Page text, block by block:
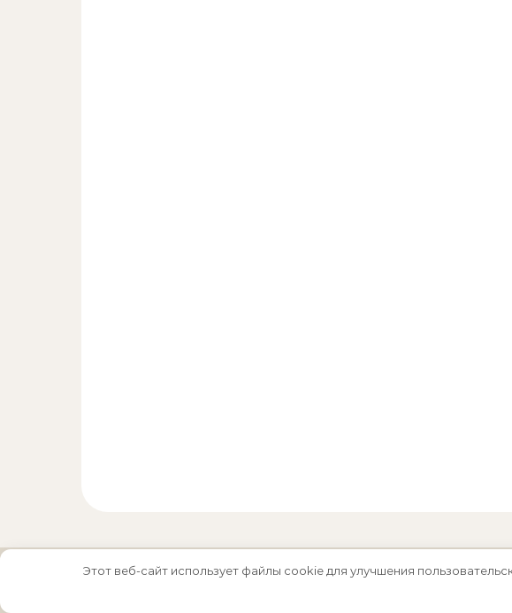
Optima Themes
Этот веб-сайт использует файлы cookie для улучшения